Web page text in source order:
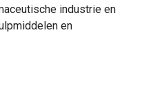
industrie en
en